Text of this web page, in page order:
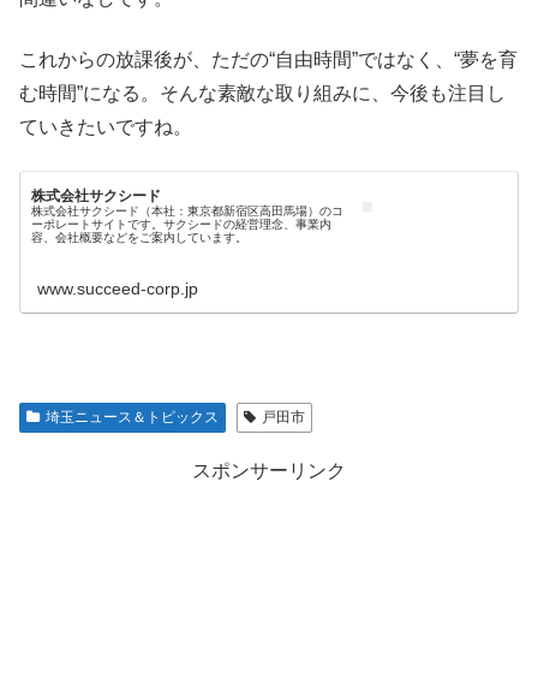
これからの放課後が、ただの“自由時間”ではなく、“夢を育
む時間”になる。そんな素敵な取り組みに、今後も注目し
ていきたいですね。
株式会社サクシード
株式会社サクシード（本社：東京都新宿区高田馬場）のコ
ーポレートサイトです。サクシードの経営理念、事業内
容、会社概要などをご案内しています。
www.succeed-corp.jp
埼玉ニュース＆トピックス 戸田市
スポンサーリンク